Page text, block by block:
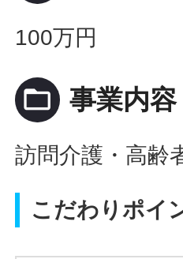
100万円
folder_open 事業内容
訪問介護・高齢
こだわりポイ